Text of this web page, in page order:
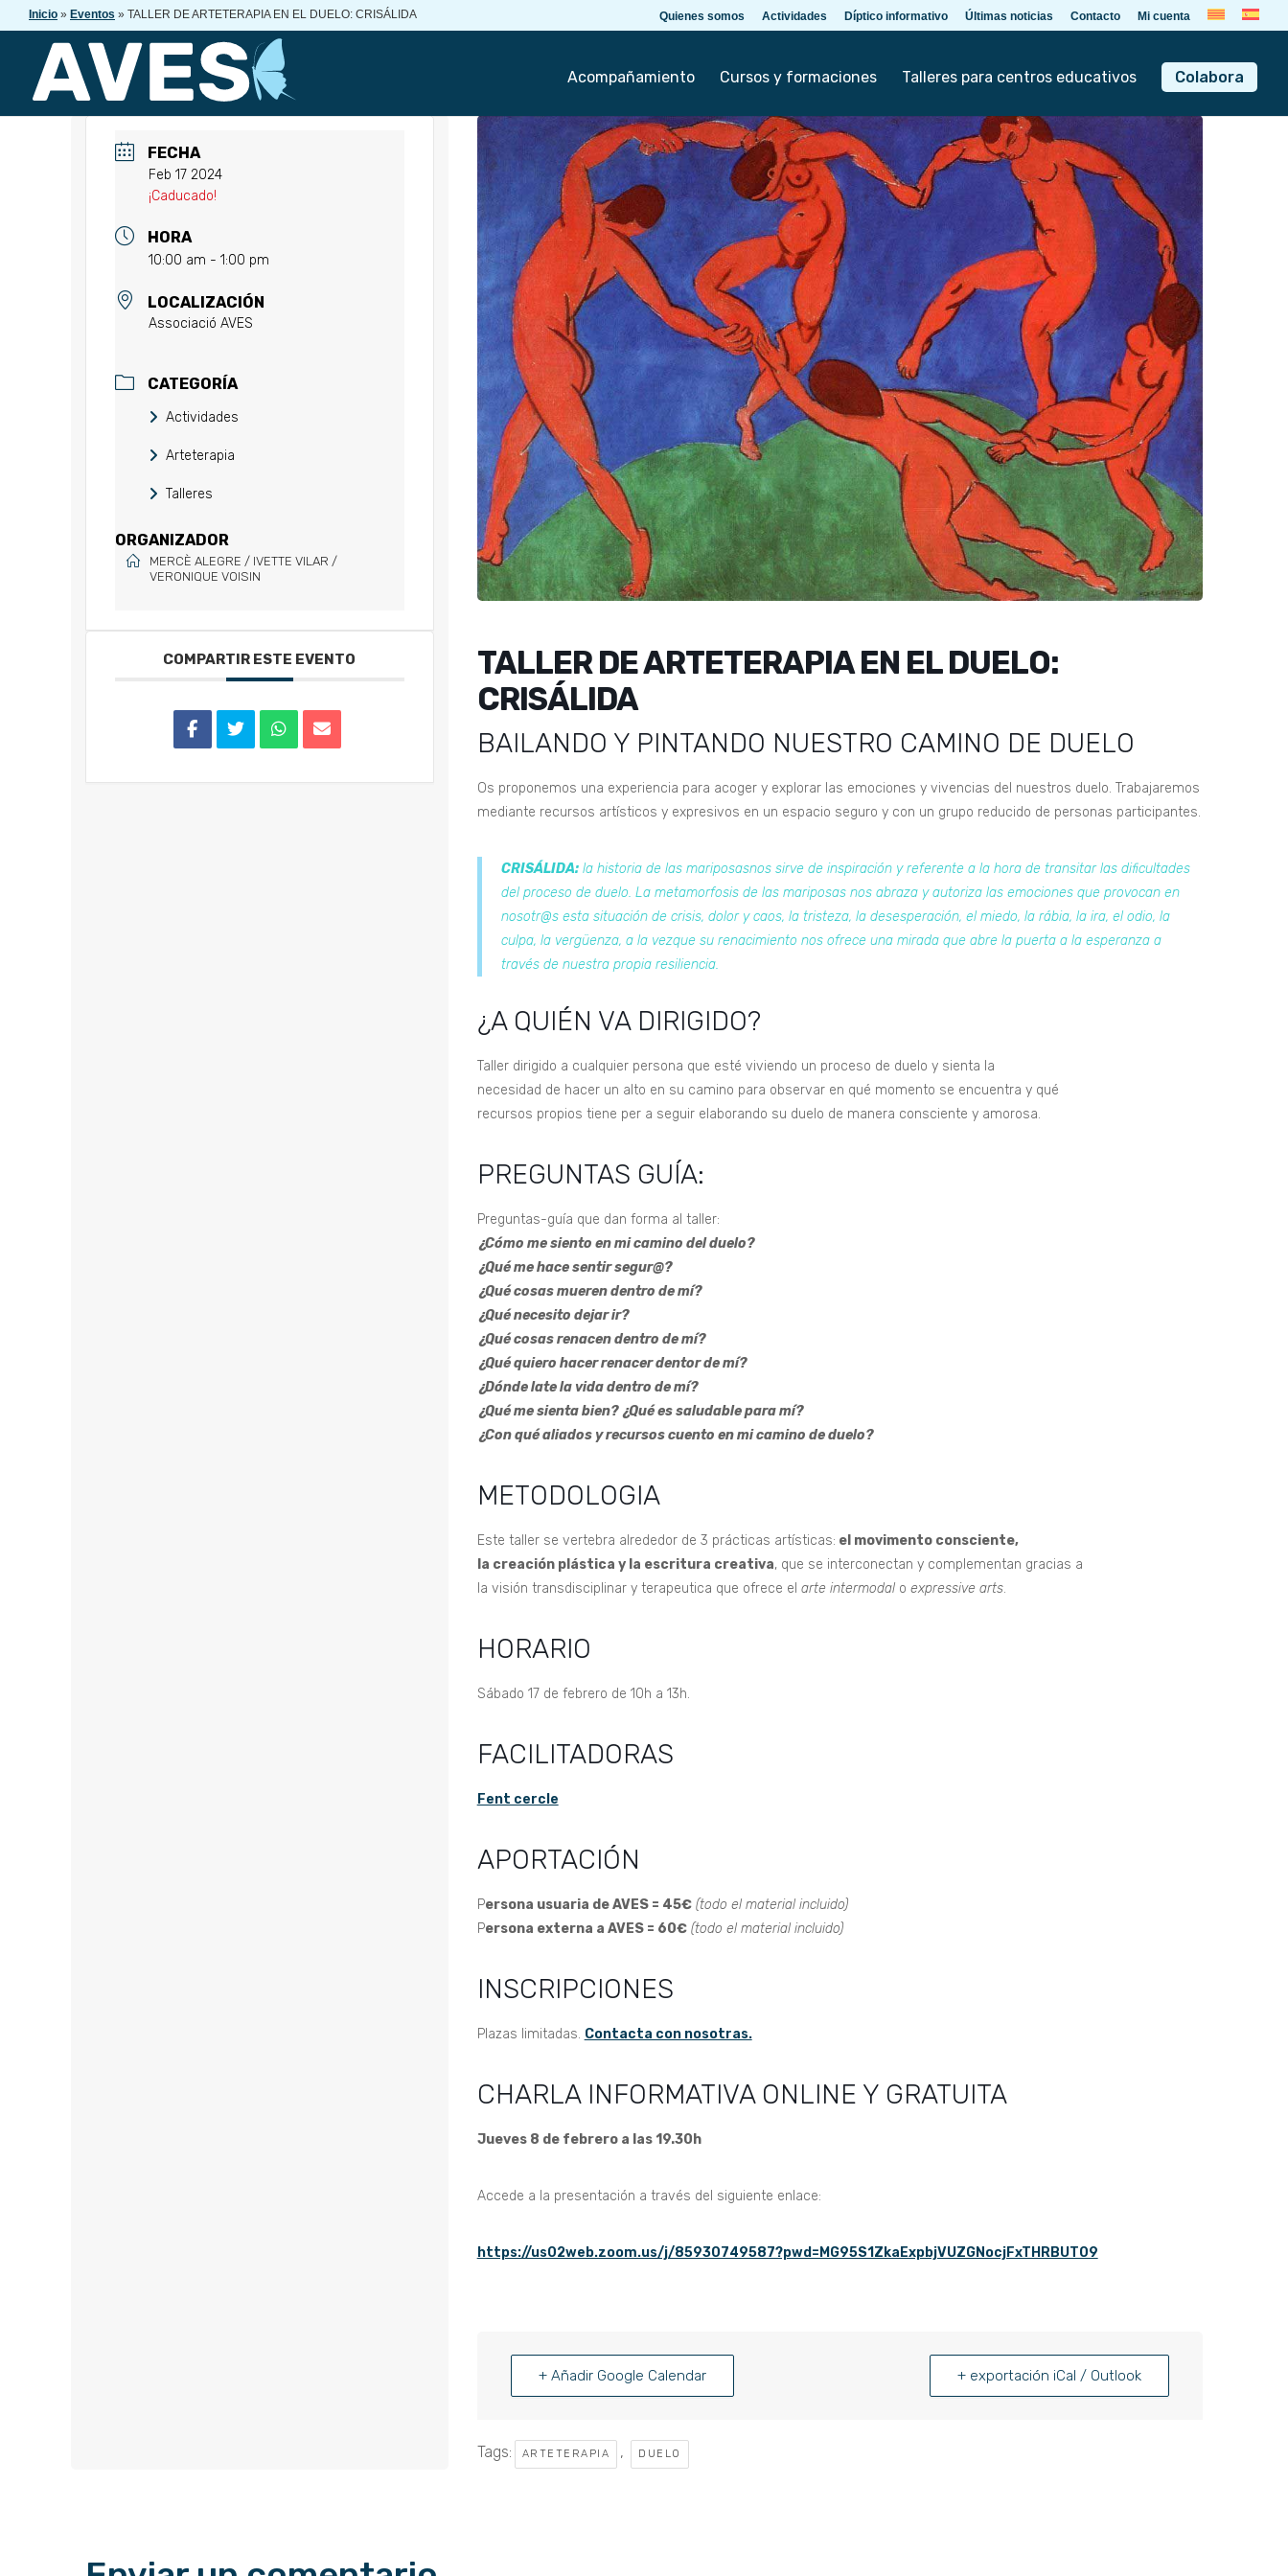
Inicio » Eventos » TALLER DE ARTETERAPIA EN EL DUELO: CRISÁLIDA Quienes somos Actividades Díptico informativo Últimas noticias Contacto Mi cuenta
Acompañamiento Cursos y formaciones Talleres para centros educativos Colabora
TALLER DE ARTETERAPIA EN EL DUELO:
CRISÁLIDA
BAILANDO Y PINTANDO NUESTRO CAMINO DE DUELO
Os proponemos una experiencia para acoger y explorar las emociones y vivencias del nuestros duelo. Trabajaremos
mediante recursos artísticos y expresivos en un espacio seguro y con un grupo reducido de personas participantes.
CRISÁLIDA:la historia de las mariposasnos sirve de inspiración y referente a la hora de transitar las dificultades
del proceso de duelo. La metamorfosis de las mariposas nos abraza y autoriza las emociones que provocan en
nosotr@s esta situación de crisis, dolor y caos, la tristeza, la desesperación, el miedo, la rábia, la ira, el odio, la
culpa, la vergüenza, a la vezque su renacimiento nos ofrece una mirada que abre la puerta a la esperanza a
través de nuestra propia resiliencia.
¿A QUIÉN VA DIRIGIDO?
Taller dirigido a cualquier persona que esté viviendo un proceso de duelo y sienta la
necesidad de hacer un alto en su camino para observar en qué momento se encuentra y qué
recursos propios tiene per a seguir elaborando su duelo de manera consciente y amorosa.
PREGUNTAS GUÍA:
Preguntas-guía que dan forma al taller:
¿Cómo me siento en mi camino del duelo?
¿Qué me hace sentir segur@?
¿Qué cosas mueren dentro de mí?
¿Qué necesito dejar ir?
¿Qué cosas renacen dentro de mí?
¿Qué quiero hacer renacer dentor de mí?
¿Dónde late la vida dentro de mí?
¿Qué me sienta bien? ¿Qué es saludable para mí?
¿Con qué aliados y recursos cuento en mi camino de duelo?
METODOLOGIA
Este taller se vertebra alrededor de 3 prácticas artísticas: el movimento consciente,
la creación plástica y la escritura creativa, que se interconectan y complementan gracias a
la visión transdisciplinar y terapeutica que ofrece el arte intermodalo expressive arts.
HORARIO
Sábado 17 de febrero de 10h a 13h.
FACILITADORAS
Fent cercle
APORTACIÓN
Persona usuaria de AVES = 45€ (todo el material incluido)
Persona externa a AVES = 60€ (todo el material incluido)
INSCRIPCIONES
Plazas limitadas. Contacta con nosotras.
CHARLA INFORMATIVA ONLINE Y GRATUITA
Jueves 8 de febrero a las 19.30h
Accede a la presentación a través del siguiente enlace:
https://us02web.zoom.us/j/85930749587?pwd=MG95S1ZkaExpbjVUZGNocjFxTHRBUT09
+ Añadir Google Calendar + exportación iCal / Outlook
Tags: ARTETERAPIA , DUELO
FECHA
Feb 17 2024
¡Caducado!
HORA
10:00 am - 1:00 pm
LOCALIZACIÓN
Associació AVES
CATEGORÍA
Actividades
Arteterapia
Talleres
ORGANIZADOR
MERCÈ ALEGRE / IVETTE VILAR /
VERONIQUE VOISIN
COMPARTIR ESTE EVENTO